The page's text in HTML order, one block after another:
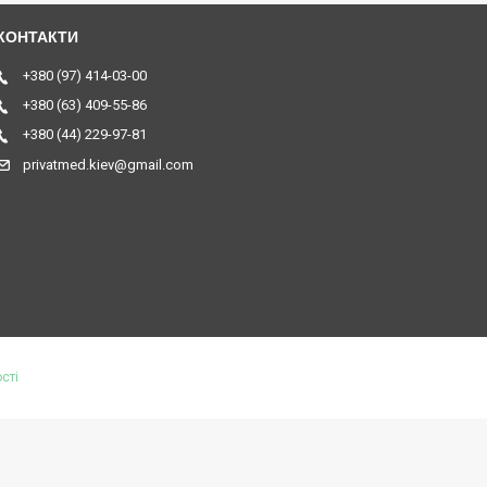
+380 (97) 414-03-00
+380 (63) 409-55-86
+380 (44) 229-97-81
privatmed.kiev@gmail.com